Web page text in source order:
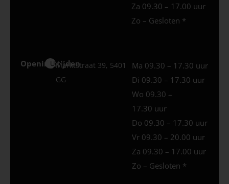
Za 09.30 – 17.00 uur
Zo – Gesloten *
Openingstijden
Uden
Marktstraat 39, 5401
GG
Ma 09.30 – 17.30 uur
Di 09.30 – 17.30 uur
Wo 09.30 –
17.30 uur
Do 09.30 – 17.30 uur
Vr 09.30 – 20.00 uur
Za 09.30 – 17.00 uur
Zo – Gesloten *